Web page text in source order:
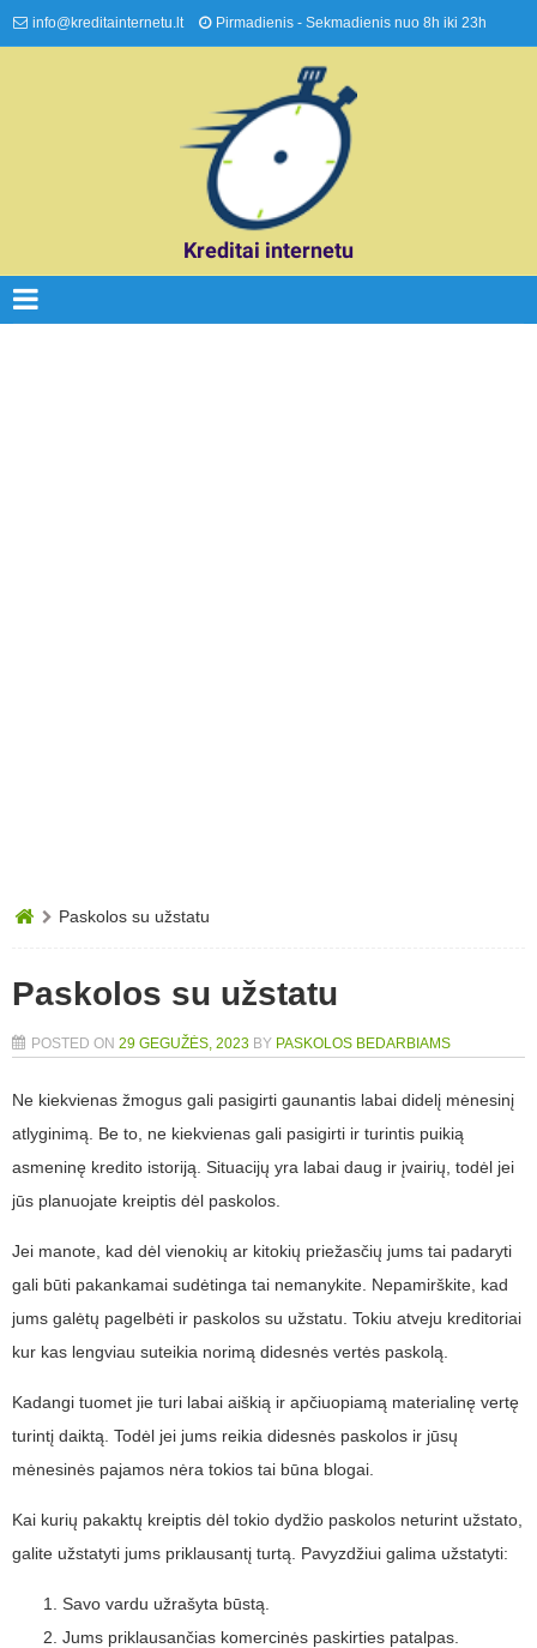
info@kreditainternetu.lt Pirmadienis - Sekmadienis nuo 8h iki 23h
Kreditai internetu
Paskolos su užstatu
Paskolos su užstatu
POSTED ON 29 GEGUŽĖS, 2023 BY PASKOLOS BEDARBIAMS
Ne kiekvienas žmogus gali pasigirti gaunantis labai didelį mėnesinį
atlyginimą. Be to, ne kiekvienas gali pasigirti ir turintis puikią
asmeninę kredito istoriją. Situacijų yra labai daug ir įvairių, todėl jei
jūs planuojate kreiptis dėl paskolos.
Jei manote, kad dėl vienokių ar kitokių priežasčių jums tai padaryti
gali būti pakankamai sudėtinga tai nemanykite. Nepamirškite, kad
jums galėtų pagelbėti ir paskolos su užstatu. Tokiu atveju kreditoriai
kur kas lengviau suteikia norimą didesnės vertės paskolą.
Kadangi tuomet jie turi labai aiškią ir apčiuopiamą materialinę vertę
turintį daiktą. Todėl jei jums reikia didesnės paskolos ir jūsų
mėnesinės pajamos nėra tokios tai būna blogai.
Kai kurių pakaktų kreiptis dėl tokio dydžio paskolos neturint užstato,
galite užstatyti jums priklausantį turtą. Pavyzdžiui galima užstatyti:
Savo vardu užrašyta būstą.
Jums priklausančias komercinės paskirties patalpas.